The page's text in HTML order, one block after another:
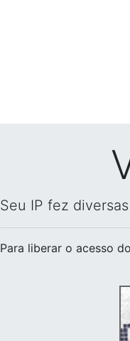
Seu IP fez
Para liberar o acesso